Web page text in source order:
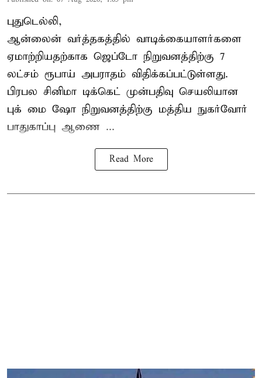
புதுடெல்லி,
ஆன்லைன் வர்த்தகத்தில் வாடிக்கையாளர்களை
ஏமாற்றியதற்காக ஜெப்டோ நிறுவனத்திற்கு 7
லட்சம் ரூபாய் அபராதம் விதிக்கப்பட்டுள்ளது.
பிரபல சினிமா டிக்கெட் முன்பதிவு செயலியான
புக் மை ஷோ நிறுவனத்திற்கு மத்திய நுகர்வோர்
பாதுகாப்பு ஆணை ...
Read More